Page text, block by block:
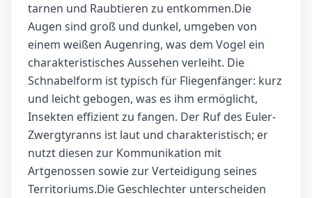
tarnen und Raubtieren zu entkommen.Die
Augen sind groß und dunkel, umgeben von
einem weißen Augenring, was dem Vogel ein
charakteristisches Aussehen verleiht. Die
Schnabelform ist typisch für Fliegenfänger: kurz
und leicht gebogen, was es ihm ermöglicht,
Insekten effizient zu fangen. Der Ruf des Euler-
Zwergtyranns ist laut und charakteristisch; er
nutzt diesen zur Kommunikation mit
Artgenossen sowie zur Verteidigung seines
Territoriums.Die Geschlechter unterscheiden